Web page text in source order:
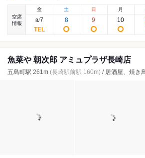
空席
情報
金
8/7
土
8
日
9
月
10
魚菜や 朝次郎 アミュプラザ長崎店
五島町駅 261m (長崎駅前駅 160m) / 居酒屋、焼き